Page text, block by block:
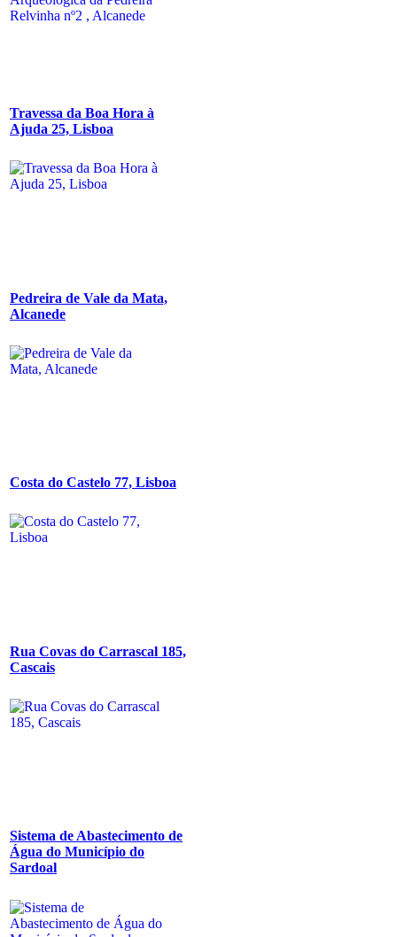
Travessa da Boa Hora à
Ajuda 25, Lisboa
Pedreira de Vale da Mata,
Alcanede
Costa do Castelo 77, Lisboa
Rua Covas do Carrascal 185,
Cascais
Sistema de Abastecimento de
Água do Município do
Sardoal